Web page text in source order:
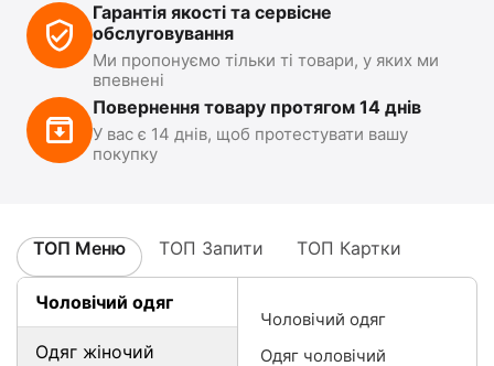
Гарантія якості та сервісне
обслуговування
Ми пропонуємо тільки ті товари, у яких ми
впевнені
Повернення товару протягом 14 днів
У вас є 14 днів, щоб протестувати вашу
покупку
ТОП Меню ТОП Запити ТОП Картки
Чоловічий одяг
Одяг жіночий
Чоловічий одяг
Одяг чоловічий